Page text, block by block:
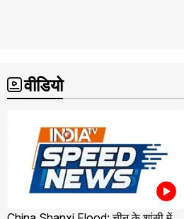
वीडियो